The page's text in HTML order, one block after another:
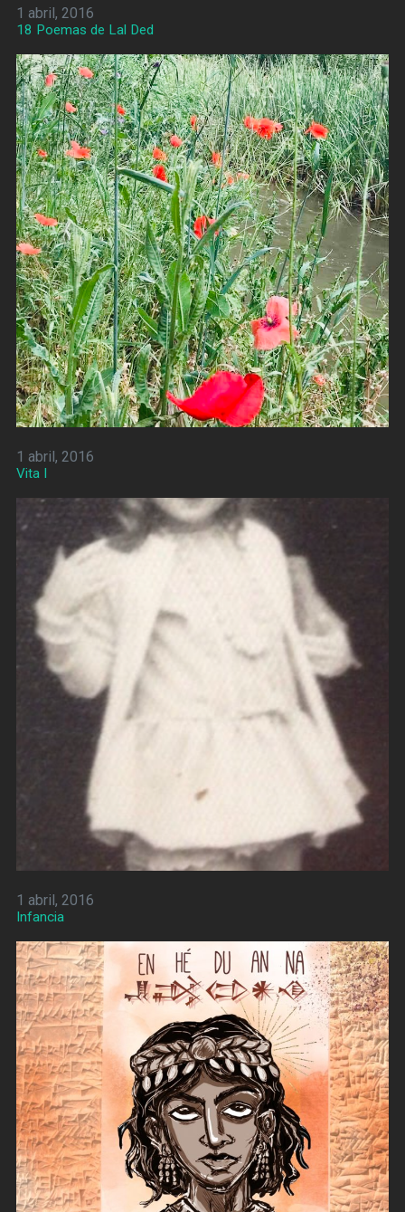
1 abril, 2016
18 Poemas de Lal Ded
1 abril, 2016
Vita I
1 abril, 2016
Infancia